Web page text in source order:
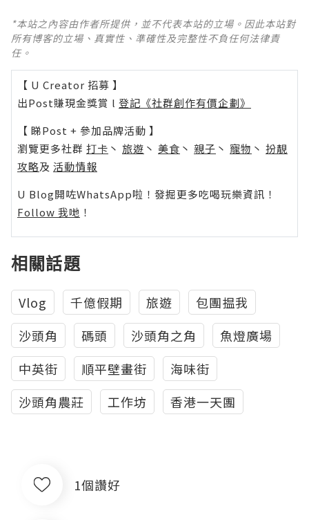
*本站之內容由作者所提供，並不代表本站的立場。因此本站對
所有博客的立場、真實性、準確性及完整性不負任何法律責
任。
【 U Creator 招募 】
出Post賺現金獎賞 l 登記《社群創作有價企劃》
【 睇Post + 參加品牌活動 】
瀏覽更多社群 打卡 丶 旅遊 丶 美食 丶 親子 丶 寵物 丶 扮靚
攻略及 活動情報
U Blog開咗WhatsApp啦！發掘更多吃喝玩樂資訊！
Follow 我哋 ！
相關話題
Vlog 千億假期 旅遊
包團揾我
沙頭角
碼頭 沙頭角之角
魚燈廣場
中英街
順平壁畫街
海味街
沙頭角農莊
工作坊 香港一天團
1個讚好